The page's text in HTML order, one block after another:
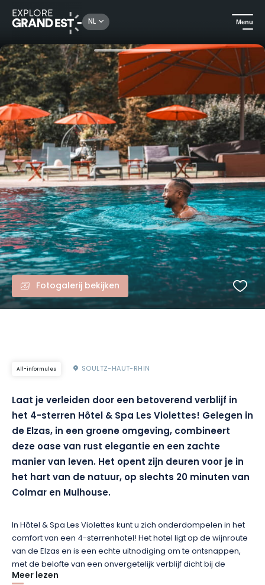
NL Menu
Kijk je ogen uit in de Grand Est Privilege halfpension arrangement - Hôtel & Spa Les Violettes
Fotogalerij bekijken
All-informules SOULTZ-HAUT-RHIN
Laat je verleiden door een betoverend verblijf in
het 4-sterren Hôtel & Spa Les Violettes! Gelegen in
de Elzas, in een groene omgeving, combineert
deze oase van rust elegantie en een zachte
manier van leven. Het opent zijn deuren voor je in
het hart van de natuur, op slechts 20 minuten van
Colmar en Mulhouse.
In Hôtel & Spa Les Violettes kunt u zich onderdompelen in het
comfort van een 4-sterrenhotel! Het hotel ligt op de wijnroute
van de Elzas en is een echte uitnodiging om te ontsnappen,
met de belofte van een onvergetelijk verblijf dicht bij de
wijngaarden.
Meer lezen